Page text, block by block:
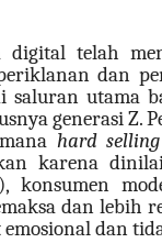
digital telah
dan
saluran utama
generasi Z.
hard selling
karena
konsumen
dan lebih
dan